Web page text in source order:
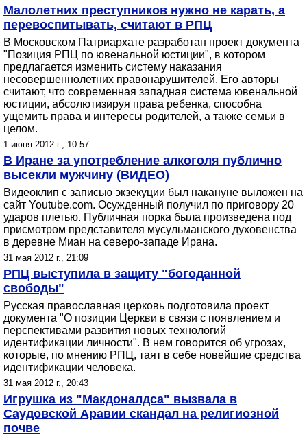
Малолетних преступников нужно не карать, а
перевоспитывать, считают в РПЦ
В Московском Патриархате разработан проект документа
"Позиция РПЦ по ювенальной юстиции", в котором
предлагается изменить систему наказания
несовершеннолетних правонарушителей. Его авторы
считают, что современная западная система ювенальной
юстиции, абсолютизируя права ребенка, способна
ущемить права и интересы родителей, а также семьи в
целом.
1 июня 2012 г., 10:57
В Иране за употребление алкоголя публично
высекли мужчину (ВИДЕО)
Видеоклип с записью экзекуции был накануне выложен на
сайт Youtube.com. Осужденный получил по приговору 20
ударов плетью. Публичная порка была произведена под
присмотром представителя мусульманского духовенства
в деревне Миан на северо-западе Ирана.
31 мая 2012 г., 21:09
РПЦ выступила в защиту "богоданной
свободы"
Русская православная церковь подготовила проект
документа "О позиции Церкви в связи с появлением и
перспективами развития новых технологий
идентификации личности". В нем говорится об угрозах,
которые, по мнению РПЦ, таят в себе новейшие средства
идентификации человека.
31 мая 2012 г., 20:43
Игрушка из "Макдоналдса" вызвала в
Саудовской Аравии скандал на религиозной
почве